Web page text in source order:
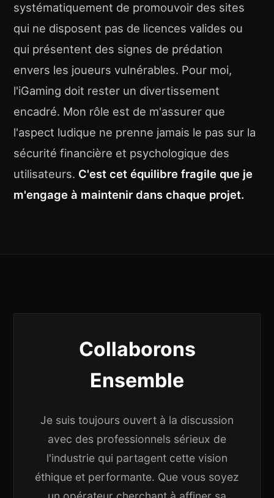
systématiquement de promouvoir des sites
qui ne disposent pas de licences valides ou
qui présentent des signes de prédation
envers les joueurs vulnérables. Pour moi,
l'iGaming doit rester un divertissement
encadré. Mon rôle est de m'assurer que
l'aspect ludique ne prenne jamais le pas sur la
sécurité financière et psychologique des
utilisateurs. C'est cet équilibre fragile que je
m'engage à maintenir dans chaque projet.
Collaborons
Ensemble
Je suis toujours ouvert à la discussion
avec des professionnels sérieux de
l'industrie qui partagent cette vision
éthique et performante. Que vous soyez